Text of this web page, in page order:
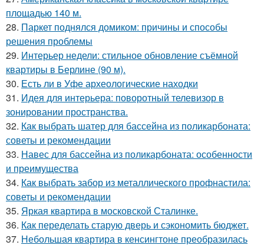
площадью 140 м.
28. Паркет поднялся домиком: причины и способы
решения проблемы
29. Интерьер недели: стильное обновление съёмной
квартиры в Берлине (90 м).
30. Есть ли в Уфе археологические находки
31. Идея для интерьера: поворотный телевизор в
зонировании пространства.
32. Как выбрать шатер для бассейна из поликарбоната:
советы и рекомендации
33. Навес для бассейна из поликарбоната: особенности
и преимущества
34. Как выбрать забор из металлического профнастила:
советы и рекомендации
35. Яркая квартира в московской Сталинке.
36. Как переделать старую дверь и сэкономить бюджет.
37. Небольшая квартира в кенсингтоне преобразилась